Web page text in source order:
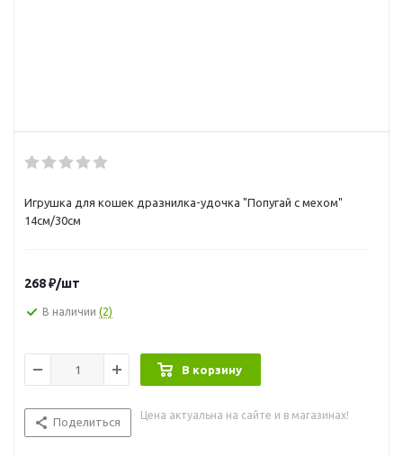
Игрушка для кошек дразнилка-удочка "Попугай с мехом"
14см/30см
268₽/шт
В наличии (2)
В корзину
Поделиться
Цена актуальна на сайте и в магазинах!